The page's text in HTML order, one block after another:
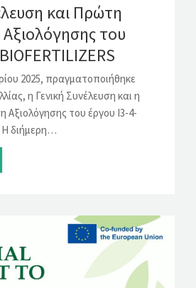
και Πρώτη
του
2025, πραγματοποιήθηκε
η Γενική Συνέλευση και η
του έργου I3-4-
Η διήμερη…